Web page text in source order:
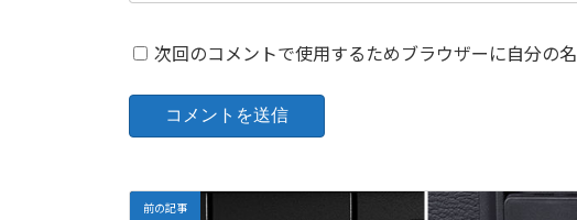
次回のコメントで使用するためブラウザーに自分の
前の記事